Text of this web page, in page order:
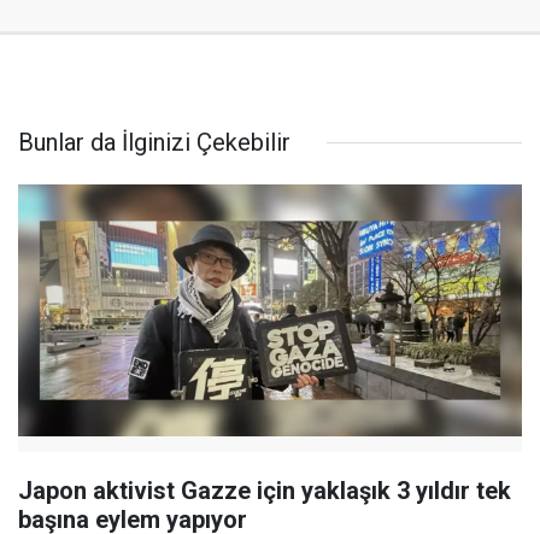
Bunlar da İlginizi Çekebilir
Japon aktivist Gazze için yaklaşık 3 yıldır tek
başına eylem yapıyor